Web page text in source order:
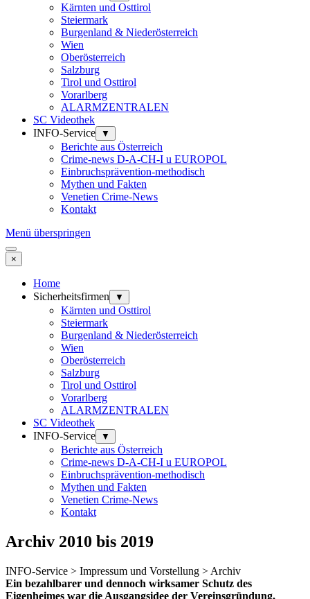
Kärnten und Osttirol
Steiermark
Burgenland & Niederösterreich
Wien
Oberösterreich
Salzburg
Tirol und Osttirol
Vorarlberg
ALARMZENTRALEN
SC Videothek
INFO-Service
▼
Berichte aus Österreich
Crime-news D-A-CH-I u EUROPOL
Einbruchsprävention-methodisch
Mythen und Fakten
Venetien Crime-News
Kontakt
Menü überspringen
×
Home
Sicherheitsfirmen
▼
Kärnten und Osttirol
Steiermark
Burgenland & Niederösterreich
Wien
Oberösterreich
Salzburg
Tirol und Osttirol
Vorarlberg
ALARMZENTRALEN
SC Videothek
INFO-Service
▼
Berichte aus Österreich
Crime-news D-A-CH-I u EUROPOL
Einbruchsprävention-methodisch
Mythen und Fakten
Venetien Crime-News
Kontakt
Archiv 2010 bis 2019
INFO-Service > Impressum und Vorstellung > Archiv
Ein bezahlbarer und dennoch wirksamer Schutz des
Eigenheimes war die Ausgangsidee der Vereinsgründung,